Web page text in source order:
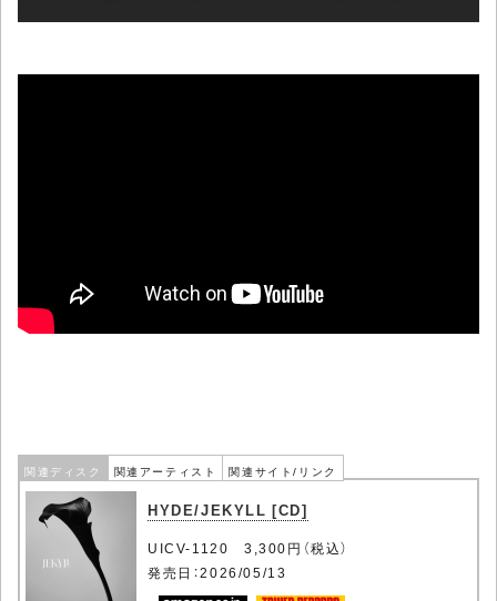
関連ディスク 関連アーティスト 関連サイト/リンク
HYDE/JEKYLL [CD]
UICV-1120 3,300円（税込）
発売日：2026/05/13